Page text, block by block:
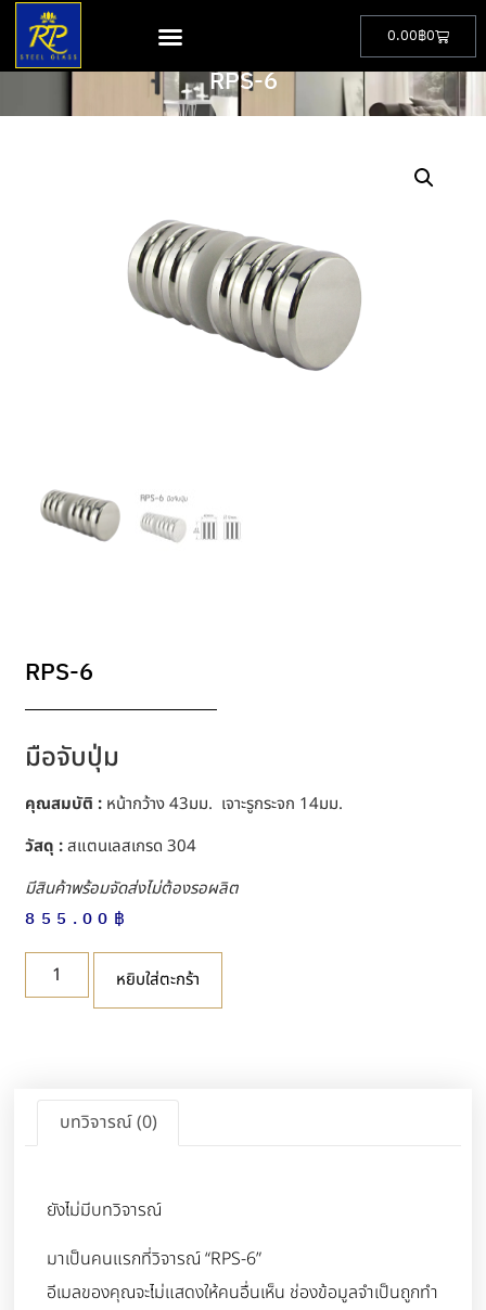
0.00฿0
RPS-6
RPS-6
มือจับปุ่ม
คุณสมบัติ : หน้ากว้าง 43มม. เจาะรูกระจก 14มม.
วัสดุ :สแตนเลสเกรด 304
มีสินค้าพร้อมจัดส่งไม่ต้องรอผลิต
855.00 ฿
หยิบใส่ตะกร้า
บทวิจารณ์ (0)
ยังไม่มีบทวิจารณ์
มาเป็นคนแรกที่วิจารณ์ “RPS-6”
อีเมลของคุณจะไม่แสดงให้คนอื่นเห็น ช่องข้อมูลจำเป็นถูกทำ